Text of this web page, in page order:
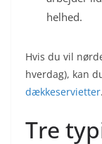
helhed.
Hvis du vil
hverdag), kan
dækkeservietter.
Tre